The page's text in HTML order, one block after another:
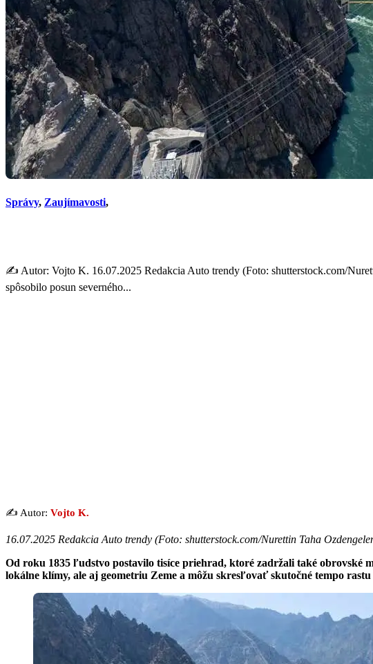
Správy, Zaujímavosti,
✍️ Autor: Vojto K. 16.07.2025 Redakcia Auto trendy (Foto: shutterstock.com/
spôsobilo posun severného...
✍️ Autor: Vojto K.
16.07.2025 Redakcia Auto trendy (Foto: shutterstock.com/Nurettin Taha
Od roku 1835 ľudstvo postavilo tisíce priehrad, ktoré zadržali také obrovské
lokálne klímy, ale aj geometriu Zeme a môžu skresľovať skutočné tempo